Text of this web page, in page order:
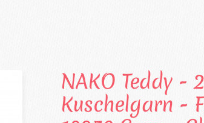
NAKO Teddy -
Kuschelgarn -